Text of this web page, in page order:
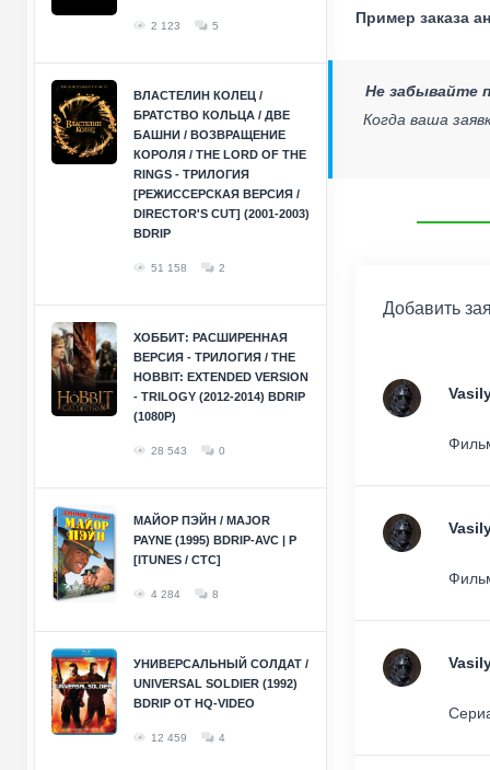
2 123 5
ВЛАСТЕЛИН КОЛЕЦ /
БРАТСТВО КОЛЬЦА / ДВЕ
БАШНИ / ВОЗВРАЩЕНИЕ
КОРОЛЯ / THE LORD OF THE
RINGS - ТРИЛОГИЯ
[РЕЖИССЕРСКАЯ ВЕРСИЯ /
DIRECTOR'S CUT] (2001-2003)
BDRIP
51 158 2
ХОББИТ: РАСШИРЕННАЯ
ВЕРСИЯ - ТРИЛОГИЯ / THE
HOBBIT: EXTENDED VERSION
- TRILOGY (2012-2014) BDRIP
(1080P)
28 543 0
МАЙОР ПЭЙН / MAJOR
PAYNE (1995) BDRIP-AVC | P
[ITUNES / СТС]
4 284 8
УНИВЕРСАЛЬНЫЙ СОЛДАТ /
UNIVERSAL SOLDIER (1992)
BDRIP ОТ HQ-VIDEO
12 459 4
Пример заказа
Не забывайте
Когда ваша
Добавить